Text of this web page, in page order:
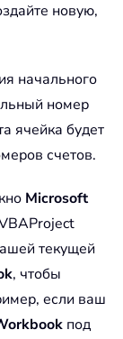
новую,
начального
номер
ячейка будет
счетов.
Microsoft
текущей
, чтобы
если ваш
под